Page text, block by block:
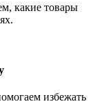
какие товары
избежать